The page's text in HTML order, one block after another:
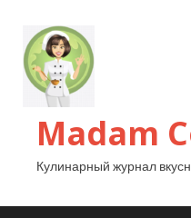
Madam
Кулинарный журнал